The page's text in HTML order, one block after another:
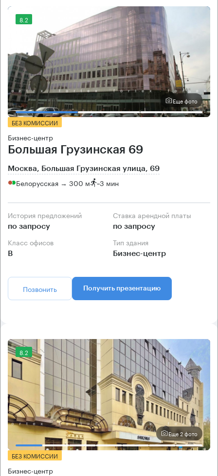
8.2
Еще фото
БЕЗ КОМИССИИ
Бизнес-центр
Большая Грузинская 69
Москва, Большая Грузинская улица, 69
Белорусская → 300 м ~3 мин
История предложений
по запросу
Ставка арендной платы
по запросу
Класс офисов
B
Тип здания
Бизнес-центр
Позвонить Получить презентацию
8.2
Еще 2 фото
БЕЗ КОМИССИИ
Бизнес-центр